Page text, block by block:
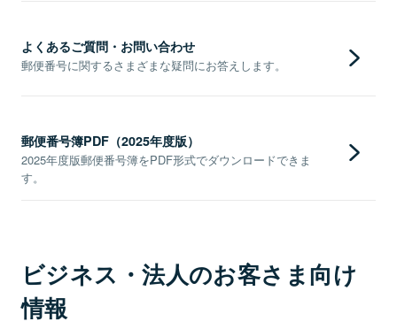
よくあるご質問・お問い合わせ
郵便番号に関するさまざまな疑問にお答えします。
郵便番号簿PDF（2025年度版）
2025年度版郵便番号簿をPDF形式でダウンロードできま
す。
ビジネス・法人のお客さま向け
情報